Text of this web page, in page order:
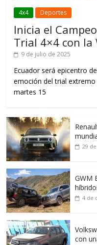
4x4 Deportes
Inicia el
Trial 4×4 con la
9 de julio de 2025
Ecuador será epicentro
emoción del trial
martes 15
29
GWM
4 de
con